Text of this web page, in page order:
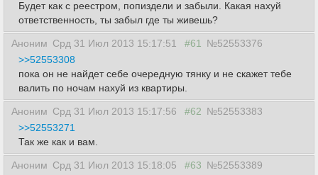
Будет как с реестром, попиздели и забыли. Какая нахуй
ответственность, ты забыл где ты живешь?
Аноним Срд 31 Июл 2013 15:17:51 #61
№52553376
>>52553308
пока он не найдет себе очередную тянку и не скажет тебе
валить по ночам нахуй из квартиры.
Аноним Срд 31 Июл 2013 15:17:56 #62 №52553383
>>52553271
Так же как и вам.
Аноним Срд 31 Июл 2013 15:18:05 #63 №52553389